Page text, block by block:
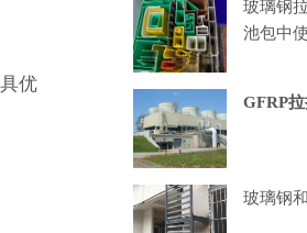
优
玻璃钢
池包中
GFRP
玻璃钢